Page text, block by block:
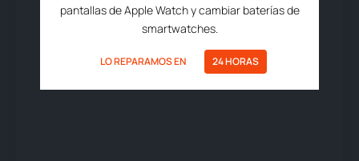
pantallas de Apple Watch y cambiar baterías de
smartwatches.
LO REPARAMOS EN 24 HORAS